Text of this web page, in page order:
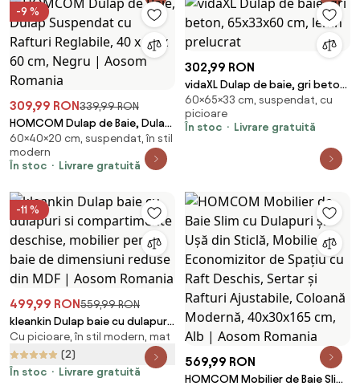
-9 %
309,99 RON339,99 RON
HOMCOM Dulap de Baie, Dulap
Suspendat cu Rafturi Reglabile,
40 x 20 x 60 cm, Negru | Aosom
Romania
60×40×20 cm, suspendat, în stil
modern
În stoc
Livrare gratuită
302,99 RON
vidaXL Dulap de baie, gri beton,
65x33x60 cm, lemn prelucrat
60×65×33 cm, suspendat, cu
picioare
În stoc
Livrare gratuită
-11 %
499,99 RON559,99 RON
kleankin Dulap baie cu dulapuri
si compartimente deschise,
mobilier pentru baie de
dimensiuni reduse din MDF |
Cu picioare, în stil modern, mat
(2)
În stoc
Livrare gratuită
569,99 RON
HOMCOM Mobilier de Baie Slim